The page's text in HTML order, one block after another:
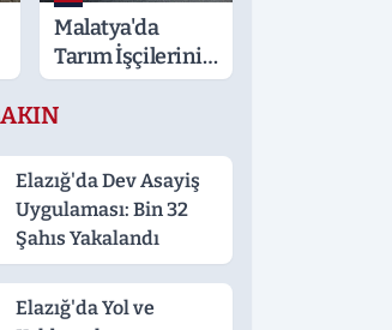
Malatya'da
Tarım İşçilerini
Taşıyan Minibüs
Tıra Çarptı: 19
Elazığ'da Dev Asayiş
Uygulaması: Bin 32
Şahıs Yakalandı
Elazığ'da Yol ve